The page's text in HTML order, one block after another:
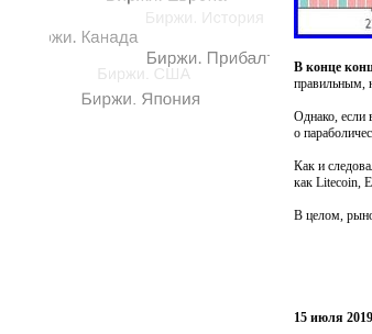
В конце
правильным,
Однако, если
о
Как и
как Litecoin,
В целом,
15 июля